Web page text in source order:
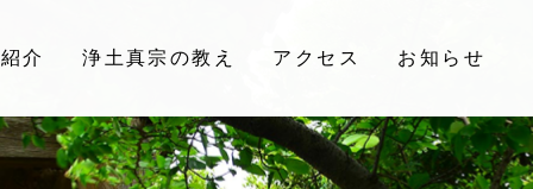
介 浄土真宗の教え アクセス お知らせ